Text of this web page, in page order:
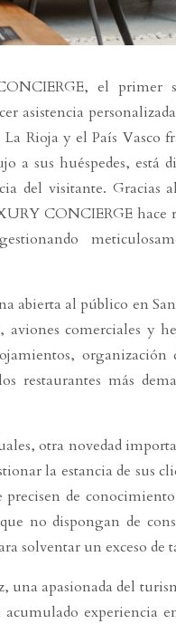
el primer
asistencia
Rioja y el País Vasco
a sus huéspedes, está
del visitante. Gracias
CONCIERGE hace
abierta al público en
comerciales y
organización
restaurantes más
otra novedad
la estancia de sus
precisen de
no dispongan de
solventar un exceso de
una apasionada del
experiencia